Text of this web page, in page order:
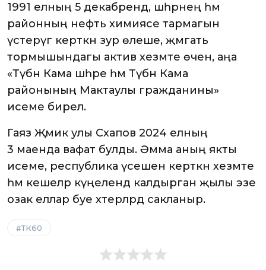
1991 елның 5 декабрендә, шәһәрнең һәм
районның нефть химиясе тармагын
үстерүгә керткән зур өлеше, җәмәгать
тормышындагы актив хезмәте өчен, аңа
«Түбән Кама шәһәре һәм Түбән Кама
районының Мактаулы гражданины»
исеме бирелә.
Гаяз Җәмик улы Сәхапов 2024 елның
3 маенда вафат булды. Әмма аның якты
исеме, республика үсешенә керткән хезмәте
һәм кешеләр күңелендә калдырган җылы эзе
озак еллар буе хәтерләрдә сакланыр.
ТК60